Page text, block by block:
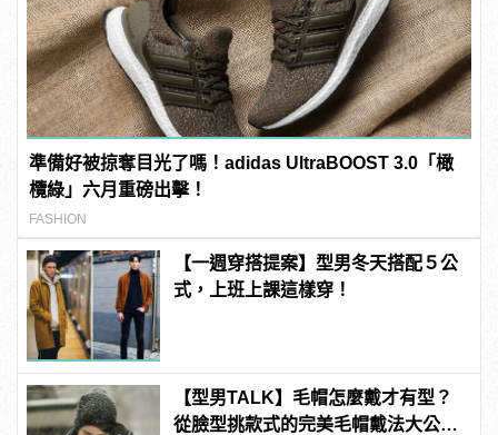
準備好被掠奪目光了嗎！adidas UltraBOOST 3.0「橄
欖綠」六月重磅出擊！
FASHION
【一週穿搭提案】型男冬天搭配５公
式，上班上課這樣穿！
【型男TALK】毛帽怎麼戴才有型？
從臉型挑款式的完美毛帽戴法大公